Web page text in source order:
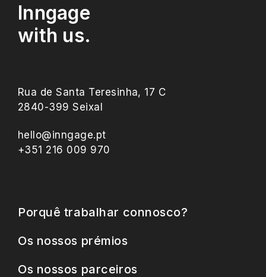
Inngage
with us.
Rua de Santa Teresinha, 17 C
2840-399 Seixal
hello@inngage.pt
+351 216 009 970
Porquê trabalhar connosco?
Os nossos prémios
Os nossos parceiros